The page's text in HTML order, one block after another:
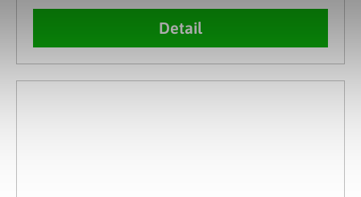
Detail